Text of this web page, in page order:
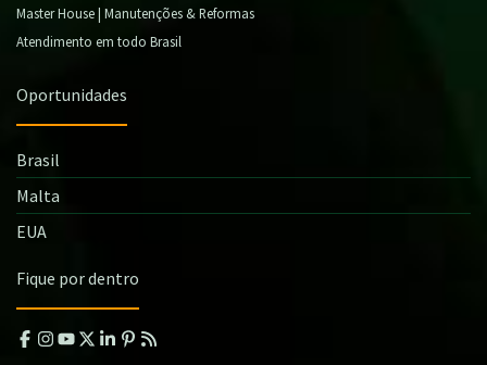
Master House | Manutenções & Reformas
Atendimento em todo Brasil
Oportunidades
Brasil
Malta
EUA
Fique por dentro